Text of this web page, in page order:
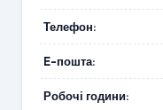
Телефон:
E-пошта:
Робочі години: